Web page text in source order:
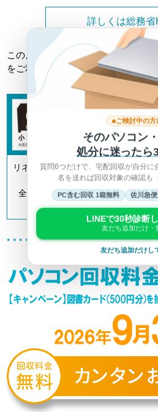
詳しくは総務省
このようなトラブルに巻き込まれ
をご利用ください。
リネットジャパンは「小型家電リサ
定事業者で
全国700以上の自治体とも連携して
す。
ご検討中の方
そのパソコン・
処分に迷ったら
質問6つだけで、宅配回収が自分に
名を送れば回収対象の確認も
PC含む回収 1箱無料 佐川急
LINEで30秒診断
友だち追加だけ・
友だち追加だけし